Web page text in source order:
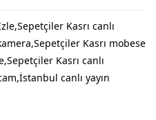
Kasrı canlı
Kasrı mobese
Kasrı canlı
canlı yayın